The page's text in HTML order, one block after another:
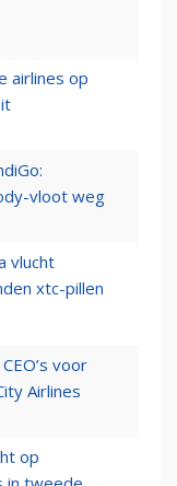
airlines op
vloot weg
vlucht
xtc-pillen
voor
Airlines
op